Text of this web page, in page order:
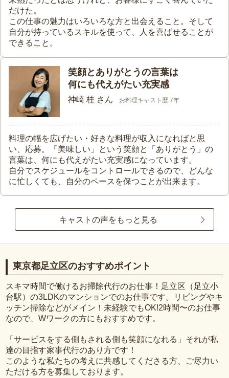
だけた。
この仕事の魅力はいろいろな方と出会えること。そして
自分が持っているスキルを使って、人を喜ばせることが
できること。
笑顔とありがとうの言葉は
何にも代えがたい充実感
神崎 桂 さん お料理キャスト歴 7年
料理の幅を広げたい・好きな料理が収入になればと思
い、応募。「美味しい」という笑顔と「ありがとう」の
言葉は、何にも代えがたい充実感になっています。
自分でスケジュールをコントロールできるので、どんな
に忙しくても、自分のペースを保つことが出来ます。
キャストの声をもっと見る
東京都足立区のおすすめポイント
スキマ時間で働けるお掃除代行のお仕事！足立区（足立小
台駅）の3LDKのマンションでのお仕事です。リビングやキ
ッチン掃除などがメイン！未経験でもOK!2時間〜のお仕事
なので、Wワークの方にもおすすめです。
「サービスをする側もされる側も笑顔になれる」それが私
達の目指す家事代行のあり方です！
このような私たちの考えに共感してくださる方、ご尽力い
ただける方を募集しております。